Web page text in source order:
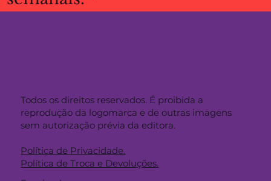
Todos os direitos reservados. É proibida a
reprodução da logomarca e de outras imagens
sem autorização prévia da editora.
Política de Privacidade.
Política de Troca e Devoluções.